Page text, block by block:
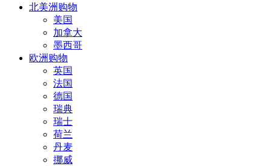
北美洲购物
美国
加拿大
墨西哥
欧洲购物
英国
法国
德国
瑞典
瑞士
荷兰
丹麦
挪威